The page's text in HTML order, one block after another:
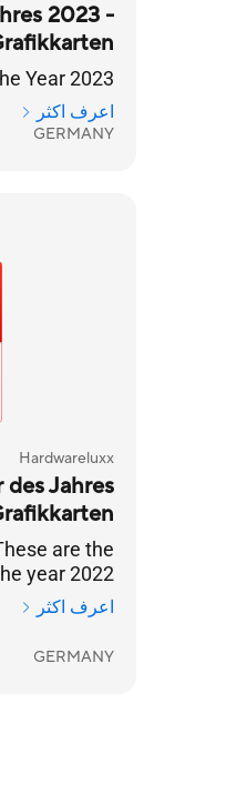
2023 -
Year 2023
اعرف اكثر
GERMANY
Hardwareluxx
Jahres
year 2022!
اعرف اكثر
GERMANY